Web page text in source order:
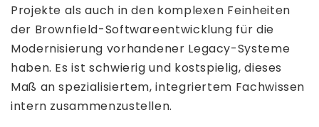
Projekte als auch in den komplexen Feinheiten
der Brownfield-Softwareentwicklung für die
Modernisierung vorhandener Legacy-Systeme
haben. Es ist schwierig und kostspielig, dieses
Maß an spezialisiertem, integriertem Fachwissen
intern zusammenzustellen.